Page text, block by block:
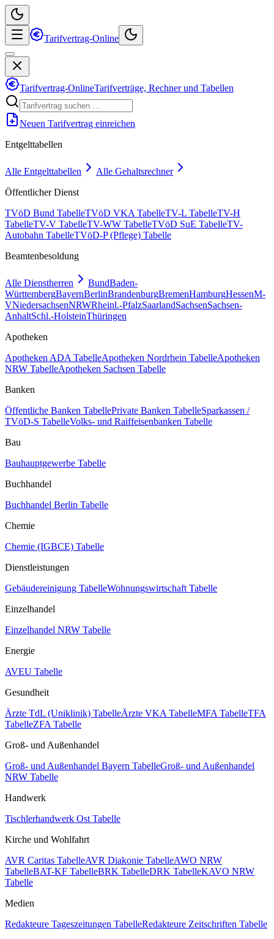
Tarifvertrag-Online
Tarifvertrag-OnlineTarifverträge, Rechner und Tabellen
Neuen Tarifvertrag einreichen
Entgelttabellen
Alle Entgelttabellen
Alle Gehaltsrechner
Öffentlicher Dienst
TVöD Bund TabelleTVöD VKA TabelleTV-L TabelleTV-H
TabelleTV-V TabelleTV-WW TabelleTVöD SuE TabelleTV-
Autobahn TabelleTVöD-P (Pflege) Tabelle
Beamtenbesoldung
Alle Dienstherren BundBaden-
WürttembergBayernBerlinBrandenburgBremenHamburgHessenM-
VNiedersachsenNRWRheinl.-PfalzSaarlandSachsenSachsen-
AnhaltSchl.-HolsteinThüringen
Apotheken
Apotheken ADA TabelleApotheken Nordrhein TabelleApotheken
NRW TabelleApotheken Sachsen Tabelle
Banken
Öffentliche Banken TabellePrivate Banken TabelleSparkassen /
TVöD-S TabelleVolks- und Raiffeisenbanken Tabelle
Bau
Bauhauptgewerbe Tabelle
Buchhandel
Buchhandel Berlin Tabelle
Chemie
Chemie (IGBCE) Tabelle
Dienstleistungen
Gebäudereinigung TabelleWohnungswirtschaft Tabelle
Einzelhandel
Einzelhandel NRW Tabelle
Energie
AVEU Tabelle
Gesundheit
Ärzte TdL (Uniklinik) TabelleÄrzte VKA TabelleMFA TabelleTFA
TabelleZFA Tabelle
Groß- und Außenhandel
Groß- und Außenhandel Bayern TabelleGroß- und Außenhandel
NRW Tabelle
Handwerk
Tischlerhandwerk Ost Tabelle
Kirche und Wohlfahrt
AVR Caritas TabelleAVR Diakonie TabelleAWO NRW
TabelleBAT-KF TabelleBRK TabelleDRK TabelleKAVO NRW
Tabelle
Medien
Redakteure Tageszeitungen TabelleRedakteure Zeitschriften Tabelle